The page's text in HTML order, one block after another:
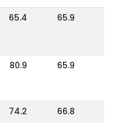
65.4 65.9
80.9 65.9
74.2 66.8